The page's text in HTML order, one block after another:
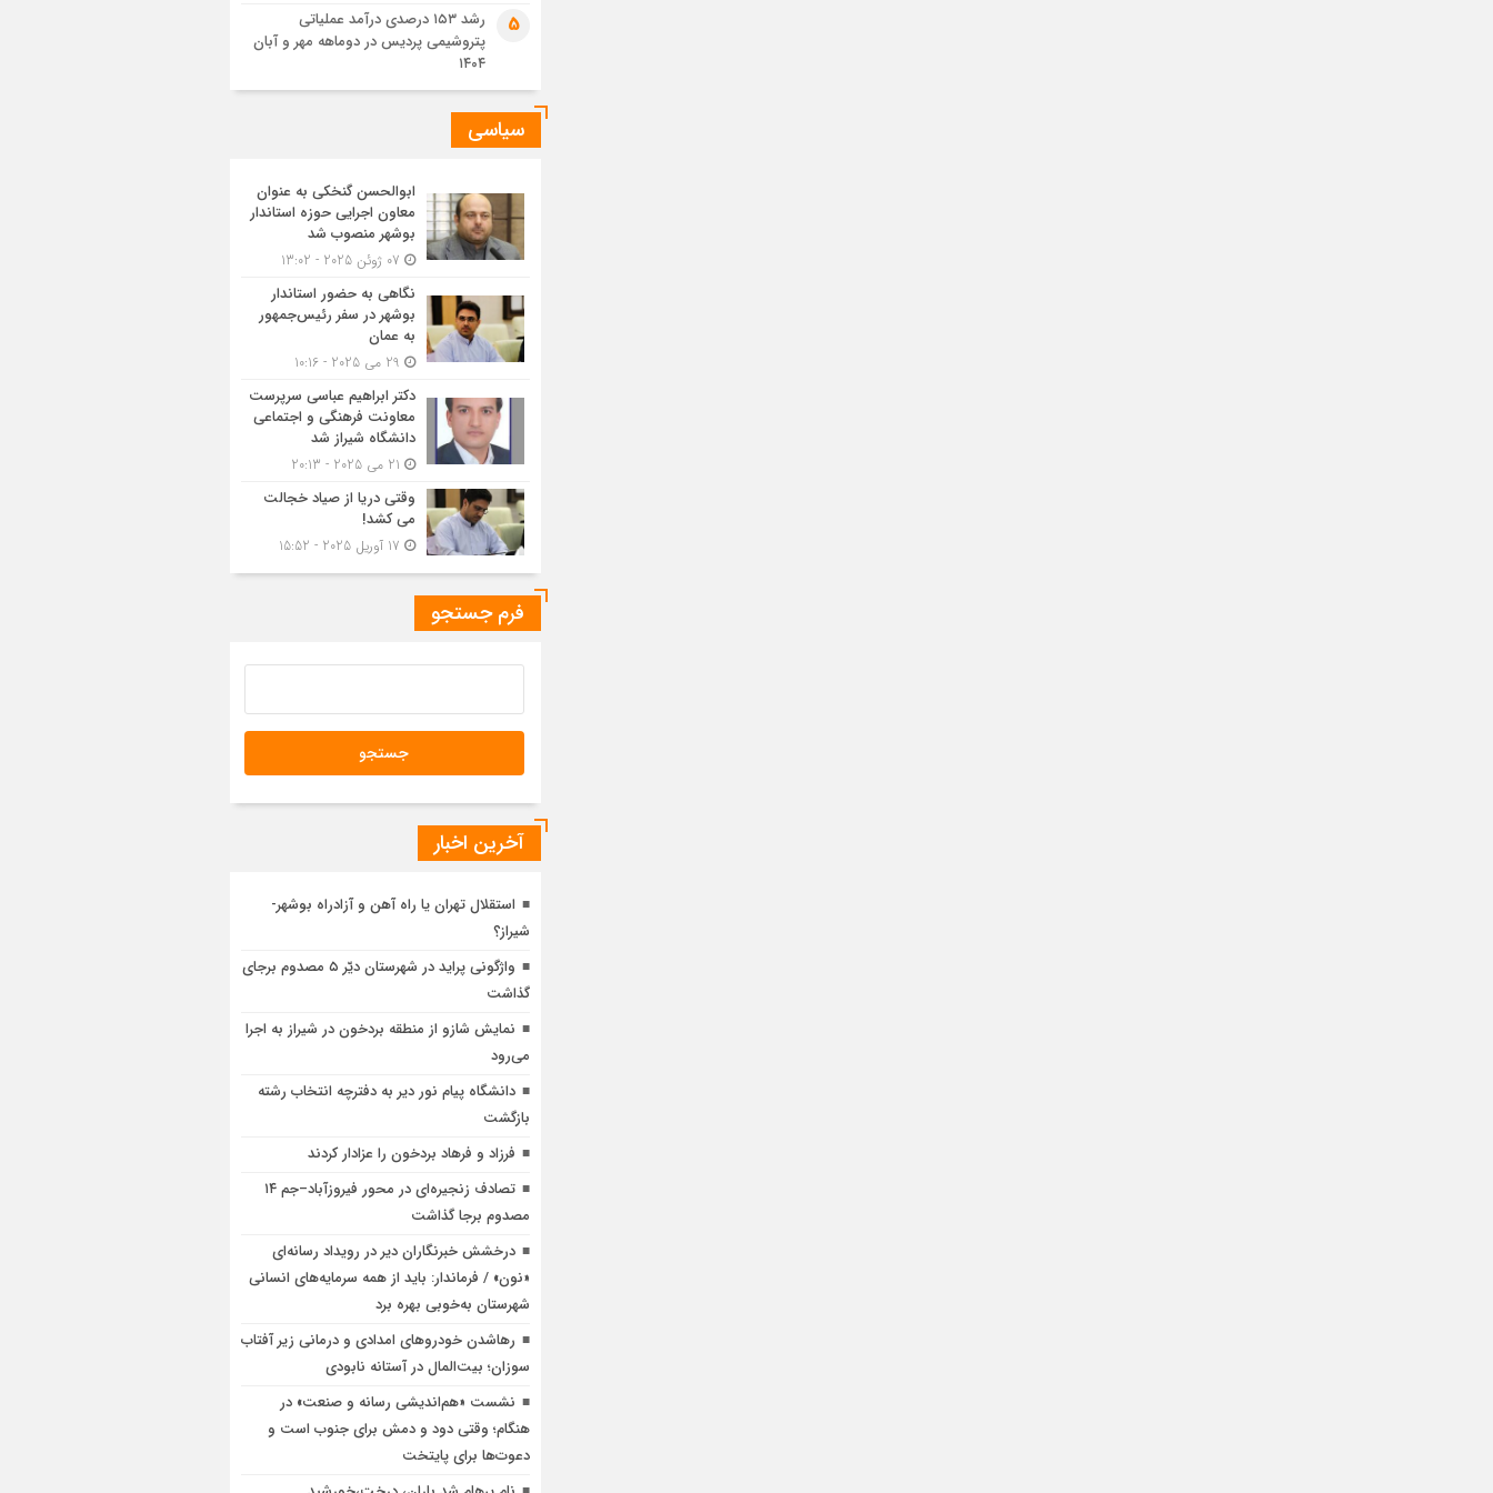
5
رشد ۱۵۳ درصدی درآمد عملیاتی
پتروشیمی پردیس در دوماهه مهر و آبان
۱۴۰۴
سیاسی
ابوالحسن گنخکی به عنوان
معاون اجرایی حوزه استاندار
بوشهر منصوب شد
نگاهی به حضور استاندار
بوشهر در سفر رئیس‌جمهور
به عمان
دکتر ابراهیم عباسی سرپرست
معاونت فرهنگی و اجتماعی
دانشگاه شیراز شد
وقتی دریا از صیاد خجالت
می کشد!
فرم جستجو
آخرین اخبار
استقلال تهران یا راه آهن و آزادراه بوشهر-
شیراز؟
واژگونی پراید در شهرستان دیّر ۵ مصدوم برجای
گذاشت
نمایش شازو از منطقه بردخون در شیراز به اجرا
می‌رود
دانشگاه پیام نور دیر به دفترچه انتخاب رشته
بازگشت
فرزاد و فرهاد بردخون را عزادار کردند
تصادف زنجیره‌ای در محور فیروزآباد–جم ۱۴
مصدوم برجا گذاشت
درخشش خبرنگاران دیر در رویداد رسانه‌ای
«نون» / فرماندار: باید از همه سرمایه‌های انسانی
شهرستان به‌خوبی بهره برد
رهاشدن خودروهای امدادی و درمانی زیر آفتاب
سوزان؛ بیت‌المال در آستانه نابودی
نشست «هم‌اندیشی رسانه و صنعت» در
هنگام؛ وقتی دود و دمش برای جنوب است و
دعوت‌ها برای پایتخت